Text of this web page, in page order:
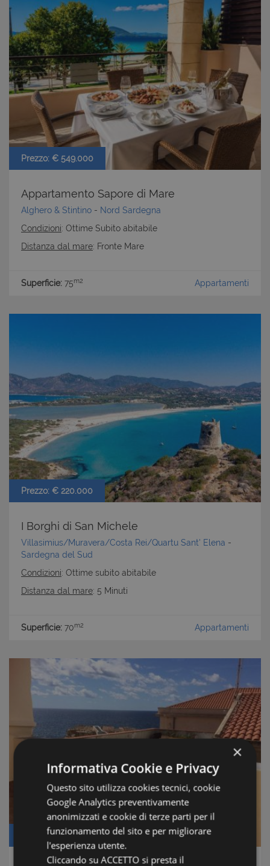
Prezzo: € 549.000
Appartamento Sapore di Mare
Alghero & Stintino - Nord Sardegna
Condizioni: Ottime Subito abitabile
Distanza dal mare: Fronte Mare
Superficie: 75m2 Appartamenti
Prezzo: € 220.000
I Borghi di San Michele
Villasimius/Muravera/Costa Rei/Quartu Sant' Elena -
Sardegna del Sud
Condizioni: Ottime subito abitabile
Distanza dal mare: 5 Minuti
Superficie: 70m2 Appartamenti
Prezzo: € 250.000
×
Informativa Cookie e Privacy
Questo sito utilizza cookies tecnici, cookie
Google Analytics preventivamente
anonimizzati e cookie di terze parti per il
funzionamento del sito e per migliorare
l'esperienza utente.
Cliccando su ACCETTO si presta il